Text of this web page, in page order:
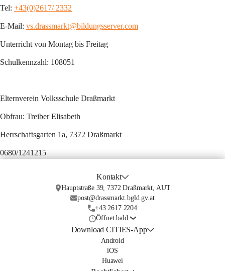
Tel: +43(0)2617/ 2332
E-Mail: vs.drassmarkt@bildungsserver.com
Unterricht von Montag bis Freitag
Schulkennzahl: 108051
Elternverein Volksschule Draßmarkt
Obfrau: Treiber Elisabeth
Herrschaftsgarten 1a, 7372 Draßmarkt
0680/1241215
Kontakt
Hauptstraße 39, 7372 Draßmarkt, AUT
post@drassmarkt.bgld.gv.at
+43 2617 2204
Öffnet bald
Download CITIES-App
Android
iOS
Huawei